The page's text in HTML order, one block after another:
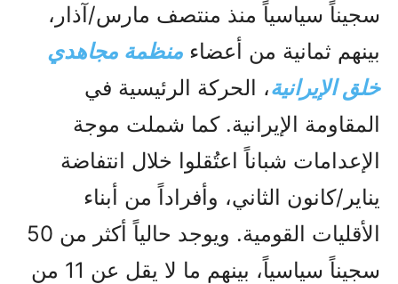
سجيناً سياسياً منذ منتصف مارس/آذار،
بينهم ثمانية من أعضاء منظمة مجاهدي
خلق الإيرانية، الحركة الرئيسية في
المقاومة الإيرانية. كما شملت موجة
الإعدامات شباناً اعتُقلوا خلال انتفاضة
يناير/كانون الثاني، وأفراداً من أبناء
الأقليات القومية. ويوجد حالياً أكثر من 50
سجيناً سياسياً، بينهم ما لا يقل عن 11 من